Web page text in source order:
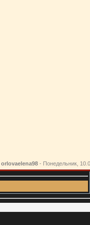
orlovaelena98 - Понедельник,